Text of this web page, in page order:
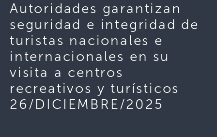
Autoridades garantizan
seguridad e integridad de
turistas nacionales e
internacionales en su
visita a centros
recreativos y turísticos
26/DICIEMBRE/2025